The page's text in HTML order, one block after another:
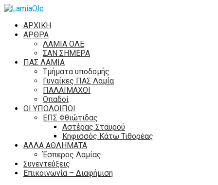
ΑΡΧΙΚΗ
ΑΡΘΡΑ
ΛΑΜΙΑ ΟΛΕ
ΣΑΝ ΣΗΜΕΡΑ
ΠΑΣ ΛΑΜΙΑ
Τμήματα υποδομής
Γυναίκες ΠΑΣ Λαμία
ΠΑΛΑΙΜΑΧΟΙ
Οπαδοί
ΟΙ ΥΠΟΛΟΙΠΟΙ
ΕΠΣ Φθιώτιδας
Αστέρας Σταυρού
Κηφισσός Κάτω Τιθορέας
ΑΛΛΑ ΑΘΛΗΜΑΤΑ
Έσπερος Λαμίας
Συνεντεύξεις
Επικοινωνία – Διαφήμιση